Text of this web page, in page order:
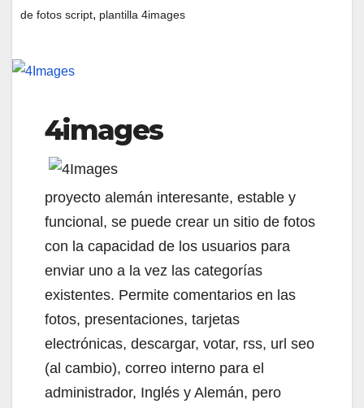
de fotos script, plantilla 4images
4images
proyecto alemán interesante, estable y
funcional, se puede crear un sitio de fotos
con la capacidad de los usuarios para
enviar uno a la vez las categorías
existentes. Permite comentarios en las
fotos, presentaciones, tarjetas
electrónicas, descargar, votar, rss, url seo
(al cambio), correo interno para el
administrador, Inglés y Alemán, pero